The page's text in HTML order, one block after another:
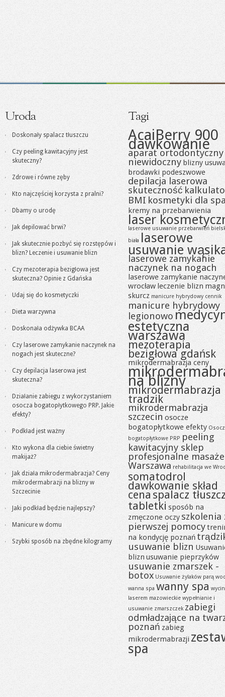
Uroda
Doskonały spalacz tłuszczu
Czy peeling kawitacyjny jest
skuteczny?
Zdrowe i równe zęby
Kto najczęściej korzysta z pralni?
Dbamy o urodę
Jak depilować brwi?
Jak skutecznie pozbyć się rozstępów i
blizn? Leczenie i usuwanie blizn
Czy mezoterapia bezigłowa jest
skuteczna? Opinie z Gdańska
Udaj się do kosmetyczki
Dieta warzywna
Doskonała odżywka BCAA
Czy laserowe zamykanie naczynek na
nogach jest skuteczne?
Czy depilacja laserowa jest
skuteczna?
Działanie zabiegu z wykorzystaniem
osocza bogatopłytkowego PRP. Jakie
efekty?
Podkład jest ważny
Kto wykona dla ciebie świetny
makijaż?
Jak działa mikrodermabrazja? Ceny
mikrodermabrazji na blizny w
Szczecinie
Jaki podkład będzie najlepszy?
Manicure w domu
Szybki sposób na zbędne kilogramy
Tagi
AcaiBerry 900
dawkowanie
aparat ortodontyczny
niewidoczny blizny
brodawki podeszwowe
depilacja laserowa
skuteczność
BMI kosmetyki dla
kremy na przebarwienia
laser
laserowe usuwanie przebarwień
biała laserowe
usuwanie
laserowe zamykanie
naczynek na nogach
laserowe zamykanie
wrocław leczenie blizn
skurcz manicure hybrydowy cennik
manicure hybrydowy
legionowo
estetyczna
warszawa
mezoterapia
bezigłowa gdańsk
mikrodermabrazja ceny
na blizny
mikrodermabrazja
tradzik
mikrodermabrazja
szczecin osocze
bogatopłytkowe efekty
bogatopłytkowe PRP peeling
kawitacyjny sklep
profesjonalne masaże
Warszawa rehabilitacja we
somatodrol
dawkowanie skład
cena spalacz
tabletki sposób na
zmęczone oczy szkolenia
pierwszej pomocy
na kondycję poznań
usuwanie blizn
blizn usuwanie pieprzyków
usuwanie zmarszek -
botox Usuwanie żylaków parą
wanna spa wanny spa
laserem mazowieckie wypełnianie i
usuwanie zmarszczek zabiegi
odmładzające na
poznań zabieg
mikrodermabrazji
spa